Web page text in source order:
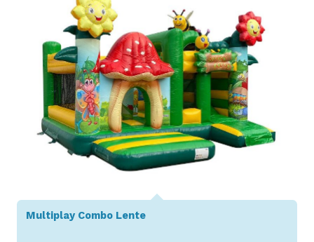
Multiplay Combo Lente